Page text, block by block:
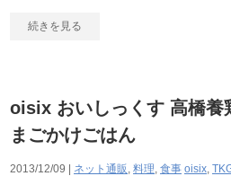
続きを見る
oisix おいしっくす 高橋
まごかけごはん
2013/12/09 | ネット通販 , 料理, 食事 oisix,